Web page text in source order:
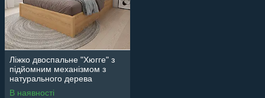
Ліжко двоспальне "Хюгге" з
підйомним механізмом з
натурального дерева
В наявності